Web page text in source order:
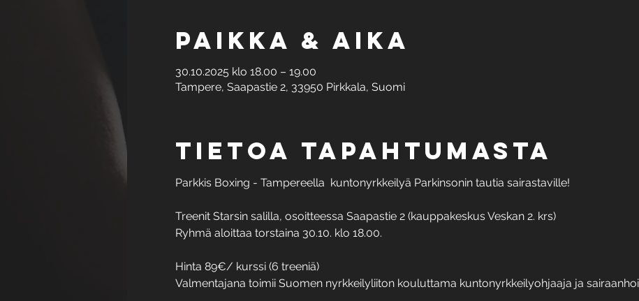
Paikka & aika
30.10.2025 klo 18.00 – 19.00
Tampere, Saapastie 2, 33950 Pirkkala, Suomi
Tietoa tapahtumasta
Parkkis Boxing - Tampereella  kuntonyrkkeilyä Parkinsonin tautia sairastaville!
Treenit Starsin salilla, osoitteessa Saapastie 2 (kauppakeskus Veskan 2. krs)
Ryhmä aloittaa torstaina 30.10. klo 18.00.
Hinta 89€/ kurssi (6 treeniä)
Valmentajana toimii Suomen nyrkkeilyliiton kouluttama kuntonyrkkeilyohjaaja ja